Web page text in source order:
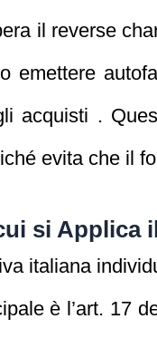
il reverse
emettere
acquisti .
evita che il
si Applica
italiana
è l’art. 17